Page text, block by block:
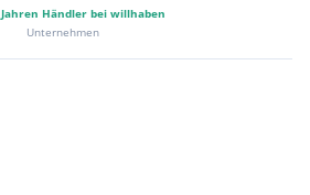
Jahren Händler bei willhaben
Unternehmen